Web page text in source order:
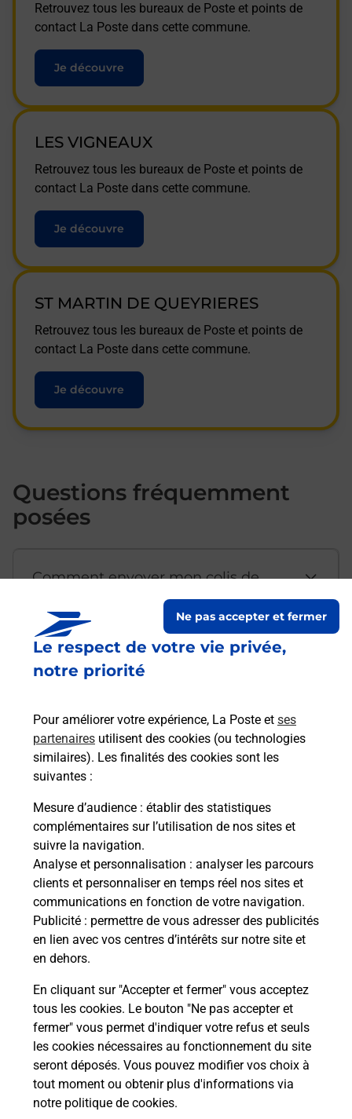
Le respect de votre vie privée,
notre priorité
Pour améliorer votre expérience, La Poste et ses
partenaires utilisent des cookies (ou technologies
similaires). Les finalités des cookies sont les
suivantes :
Mesure d’audience : établir des statistiques
complémentaires sur l’utilisation de nos sites et
suivre la navigation.
Analyse et personnalisation : analyser les parcours
clients et personnaliser en temps réel nos sites et
communications en fonction de votre navigation.
Publicité : permettre de vous adresser des publicités
en lien avec vos centres d’intérêts sur notre site et
en dehors.
En cliquant sur "Accepter et fermer" vous acceptez
tous les cookies. Le bouton "Ne pas accepter et
fermer" vous permet d'indiquer votre refus et seuls
les cookies nécessaires au fonctionnement du site
seront déposés. Vous pouvez modifier vos choix à
tout moment ou obtenir plus d'informations via
notre politique de cookies.
Ne pas accepter et fermer
Retrouvez tous les bureaux de Poste et points de
contact La Poste dans cette commune.
Je découvre
LES VIGNEAUX
Retrouvez tous les bureaux de Poste et points de
contact La Poste dans cette commune.
Je découvre
ST MARTIN DE QUEYRIERES
Retrouvez tous les bureaux de Poste et points de
contact La Poste dans cette commune.
Je découvre
Questions fréquemment
posées
Comment envoyer mon colis de
Est-il possible d’acheter un
emballage directement depuis un
Comment demander une
modification de livraison ?
Comment La Poste participe-t-elle
à votre sécurité au quotidien ?
Puis-je passer mon code de la route
avec La Poste et sous quelles
conditions ?
Localiser Liste Hautes-Alpes LA SALLE LES ALPES